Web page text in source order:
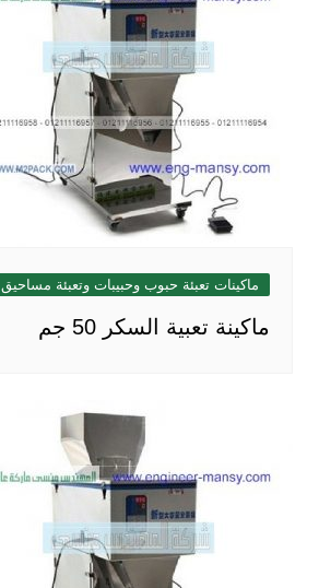
ماكينات تعبئة حبوب وحبيبات وتعبئة مساحيق
ماكينة تعبية السكر 50 جم